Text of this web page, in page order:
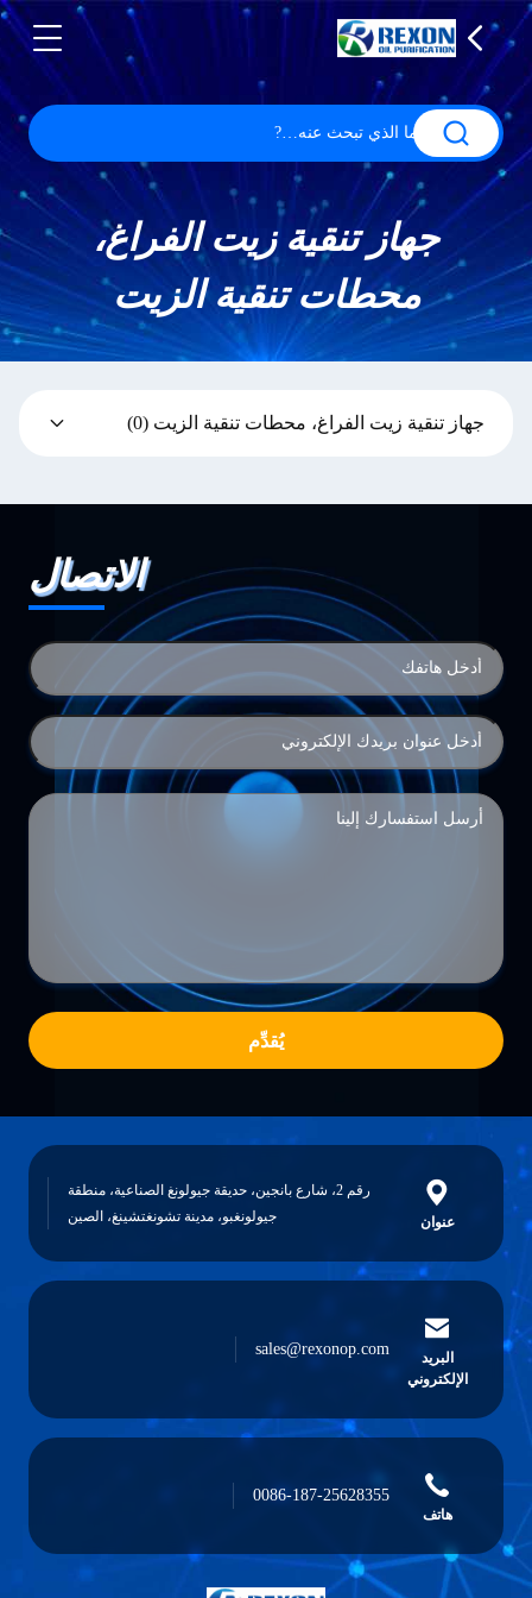
جهاز تنقية زيت الفراغ،
محطات تنقية الزيت
جهاز تنقية زيت الفراغ، محطات تنقية الزيت (0)
الاتصال
يُقدِّم
عنوان
رقم 2، شارع بانجين، حديقة جيولونغ الصناعية، منطقة
جيولونغبو، مدينة تشونغتشينغ، الصين
البريد
الإلكتروني
sales@rexonop.com
هاتف
0086-187-25628355